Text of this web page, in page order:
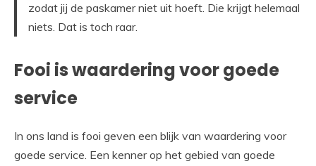
zodat jij de paskamer niet uit hoeft. Die krijgt helemaal
niets. Dat is toch raar.
Fooi is waardering voor goede
service
In ons land is fooi geven een blijk van waardering voor
goede service. Een kenner op het gebied van goede